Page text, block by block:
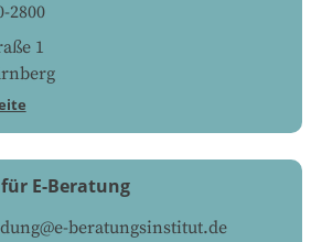
2800
1
E-Beratung
beratungsinstitut.de